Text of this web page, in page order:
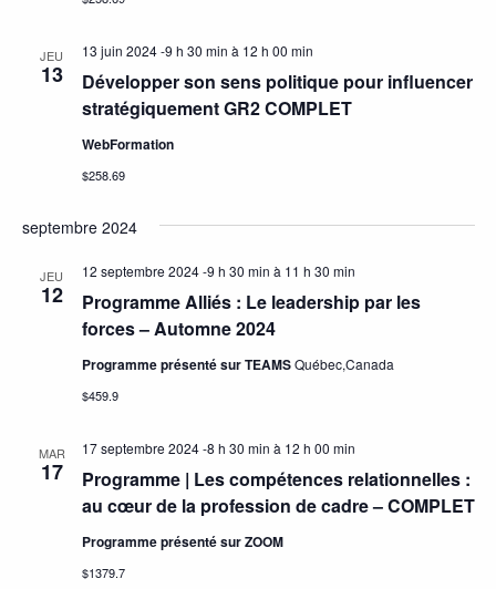
JEU
13
Développer son sens politique pour influencer
stratégiquement GR2 COMPLET
13 juin 2024 -9 h 30 min à 12 h 00 min
WebFormation
$258.69
septembre 2024
JEU
12
Programme Alliés : Le leadership par les
forces – Automne 2024
12 septembre 2024 -9 h 30 min à 11 h 30 min
Programme présenté sur TEAMSQuébec,Canada
$459.9
MAR
17
Programme | Les compétences relationnelles :
au cœur de la profession de cadre – COMPLET
17 septembre 2024 -8 h 30 min à 12 h 00 min
Programme présenté sur ZOOM
$1379.7